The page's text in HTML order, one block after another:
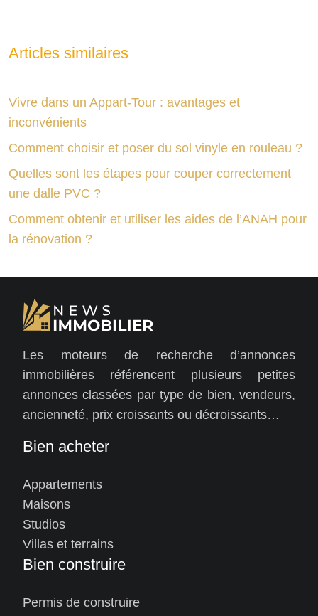
Articles similaires
Vivre dans un Appart-Tour : avantages et
inconvénients
Comment choisir et poser du sol vinyle en rouleau ?
Quelles sont les étapes pour couper correctement
une dalle PVC ?
Comment obtenir et utiliser les aides de l’ANAH pour
la rénovation ?
Les moteurs de recherche d’annonces
immobilières référencent plusieurs petites
annonces classées par type de bien, vendeurs,
ancienneté, prix croissants ou décroissants…
Bien acheter
Appartements
Maisons
Studios
Villas et terrains
Bien construire
Permis de construire